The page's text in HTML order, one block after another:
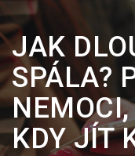
JAK
SPÁLA?
KDY JÍT